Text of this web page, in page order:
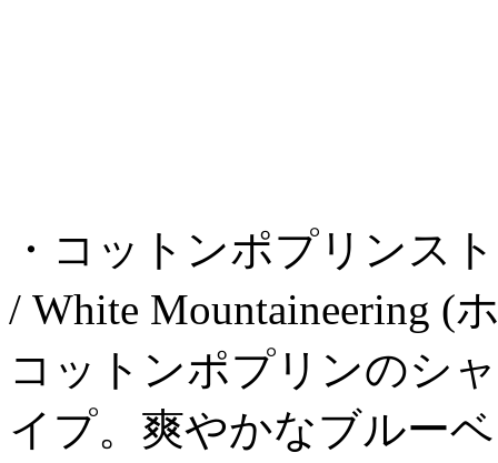
・コットンポプリンス
/ White Mountaineering (
コットンポプリンのシ
イプ。爽やかなブルー